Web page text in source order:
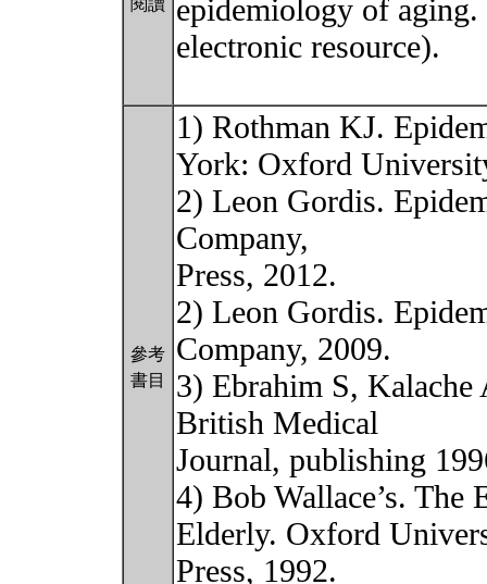
閱讀
epidemiology of
electronic resource).
參考
書目
1) Rothman KJ.
York: Oxford
2) Leon Gordis.
Company,
Press, 2012.
2) Leon Gordis.
Company, 2009.
3) Ebrahim S,
British Medical
Journal, publishing
4) Bob Wallace’s.
Elderly. Oxford
Press, 1992.